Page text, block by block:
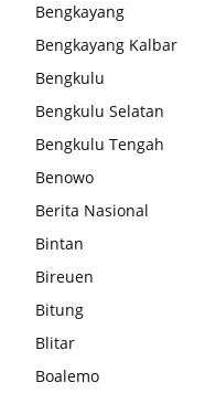
Bengkayang
Bengkayang Kalbar
Bengkulu
Bengkulu Selatan
Bengkulu Tengah
Benowo
Berita Nasional
Bintan
Bireuen
Bitung
Blitar
Boalemo